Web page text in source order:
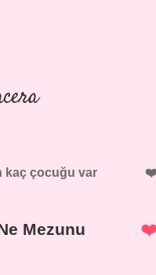
kaç çocuğu var
Mezunu